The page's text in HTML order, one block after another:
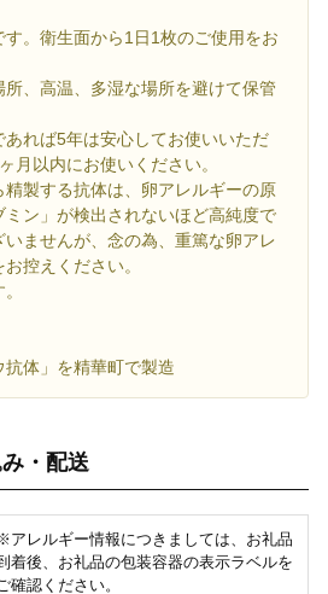
す。衛生面から1日1枚のご使用をお
所、高温、多湿な場所を避けて保管
あれば5年は安心してお使いいただ
月以内にお使いください。
精製する抗体は、卵アレルギーの原
ン」が検出されないほど高純度で
ませんが、念の為、重篤な卵アレ
控えください。
体」を精華町で製造
・配送
アレルギー情報につきましては、お礼品
着後、お礼品の包装容器の表示ラベルを
確認ください。